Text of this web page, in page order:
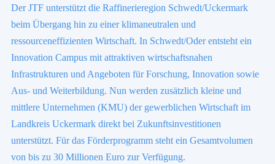
Der JTF unterstützt die Raffinerieregion Schwedt/Uckermark
beim Übergang hin zu einer klimaneutralen und
ressourceneffizienten Wirtschaft. In Schwedt/Oder entsteht ein
Innovation Campus mit attraktiven wirtschaftsnahen
Infrastrukturen und Angeboten für Forschung, Innovation sowie
Aus- und Weiterbildung. Nun werden zusätzlich kleine und
mittlere Unternehmen (KMU) der gewerblichen Wirtschaft im
Landkreis Uckermark direkt bei Zukunftsinvestitionen
unterstützt. Für das Förderprogramm steht ein Gesamtvolumen
von bis zu 30 Millionen Euro zur Verfügung.